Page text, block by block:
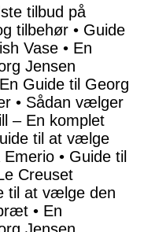
tilbud på
tilbehør • Guide
Vase • En
Jensen
En Guide til Georg
• Sådan vælger
– En komplet
til at vælge
• Guide til
Creuset
til at vælge den
• En